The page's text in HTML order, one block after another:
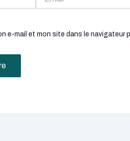
e-mail et mon site dans le navigateur